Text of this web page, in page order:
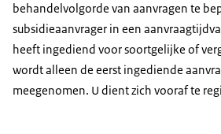
behandelvolgorde van aanvragen te
subsidieaanvrager in een
heeft ingediend voor soortgelijke of
wordt alleen de eerst ingediende
meegenomen. U dient zich vooraf te